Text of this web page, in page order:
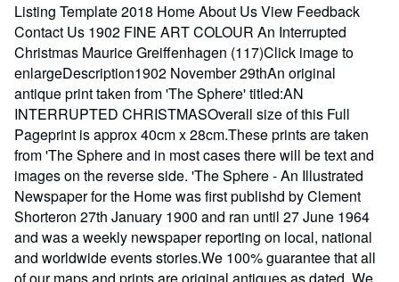
Listing Template 2018 Home About Us View Feedback
Contact Us 1902 FINE ART COLOUR An Interrupted
Christmas Maurice Greiffenhagen (117)Click image to
enlargeDescription1902 November 29thAn original
antique print taken from 'The Sphere' titled:AN
INTERRUPTED CHRISTMASOverall size of this Full
Pageprint is approx 40cm x 28cm.These prints are taken
from 'The Sphere and in most cases there will be text and
images on the reverse side. 'The Sphere - An Illustrated
Newspaper for the Home was first publishd by Clement
Shorteron 27th January 1900 and ran until 27 June 1964
and was a weekly newspaper reporting on local, national
and worldwide events stories.We 100% guarantee that all